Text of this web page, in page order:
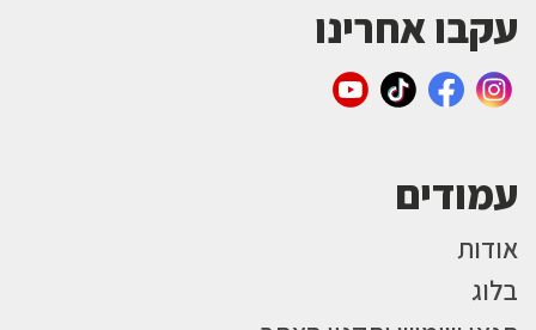
עקבו אחרינו
עמודים
אודות
בלוג